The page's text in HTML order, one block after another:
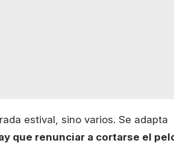
estival, sino varios. Se adapta
que renunciar a cortarse el